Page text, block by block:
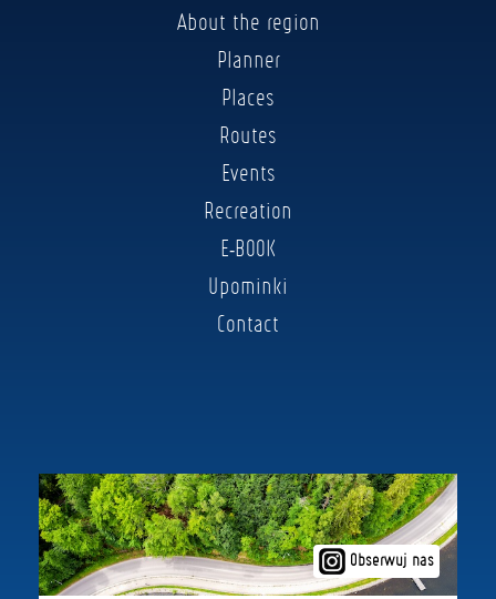
About the region
Planner
Places
Routes
Events
Recreation
E-BOOK
Upominki
Contact
Obserwuj nas